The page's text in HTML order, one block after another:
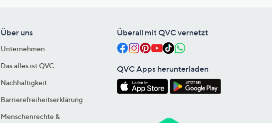
Über uns
Unternehmen
Das alles ist QVC
Nachhaltigkeit
Barrierefreiheitserklärung
Menschenrechte &
Überall mit QVC vernetzt
QVC Apps herunterladen